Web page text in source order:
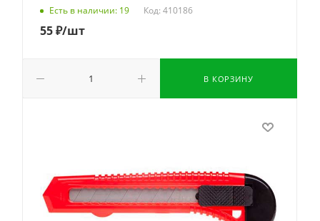
Есть в наличии: 19 Код: 410186
55₽/шт
В КОРЗИНУ